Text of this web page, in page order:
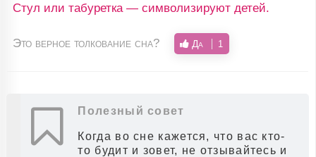
Стул или табуретка — символизируют детей.
Это верное толкование сна? Да 1
Полезный совет
Когда во сне кажется, что вас кто-
то будит и зовет, не отзывайтесь и